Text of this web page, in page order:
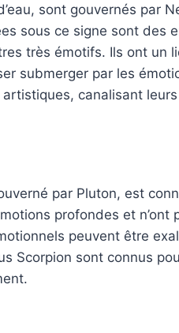
sont gouvernés par
sous ce signe sont des
très émotifs. Ils ont un
submerger par les
canalisant
par Pluton, est
profondes et n’ont
peuvent être
Scorpion sont connus